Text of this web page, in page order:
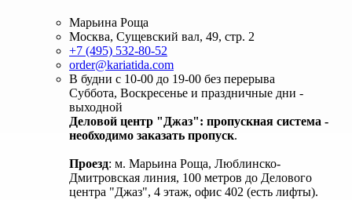
Марьина Роща
Москва, Сущевский вал, 49, стр. 2
+7 (495) 532-80-52
order@kariatida.com
В будни с 10-00 до 19-00 без перерыва
Суббота, Воскресенье и праздничные дни -
выходной
Деловой центр "Джаз": пропускная система -
необходимо заказать пропуск.
Проезд: м. Марьина Роща, Люблинско-
Дмитровская линия, 100 метров до Делового
центра "Джаз", 4 этаж, офис 402 (есть лифты).